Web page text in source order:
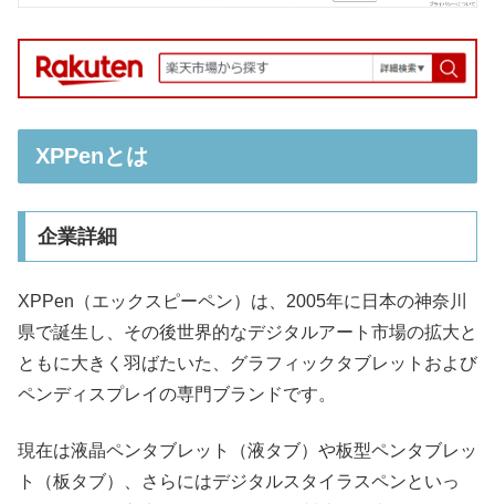
XPPenとは
企業詳細
XPPen（エックスピーペン）は、2005年に日本の神奈川
県で誕生し、その後世界的なデジタルアート市場の拡大と
ともに大きく羽ばたいた、グラフィックタブレットおよび
ペンディスプレイの専門ブランドです。
現在は液晶ペンタブレット（液タブ）や板型ペンタブレッ
ト（板タブ）、さらにはデジタルスタイラスペンといっ